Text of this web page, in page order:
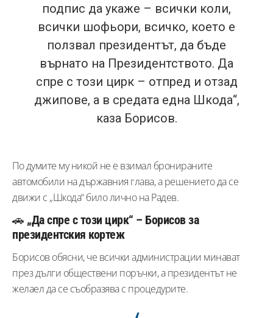
подпис да укаже – всички коли,
всички шофьори, всичко, което е
ползвал президентът, да бъде
върнато на Президентството. Да
спре с този цирк – отпред и отзад
джипове, а в средата една Шкода“,
каза Борисов.
По думите му никой не е взимал бронираните
автомобили на държавния глава, а решението да се
движи с „Шкода“ било лично на Радев.
🚗 „Да спре с този цирк“ – Борисов за
президентския кортеж
Борисов обясни, че всички администрации минават
през дълги обществени поръчки, а президентът не
желаел да се съобразява с процедурите.